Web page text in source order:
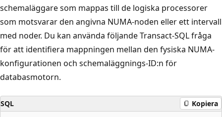
schemaläggare som mappas till de logiska processorer
som motsvarar den angivna NUMA-noden eller ett intervall
med noder. Du kan använda följande Transact-SQL fråga
för att identifiera mappningen mellan den fysiska NUMA-
konfigurationen och schemaläggnings-ID:n för
databasmotorn.
SQL Kopiera